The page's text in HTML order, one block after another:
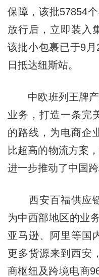
保障，该批57854
放行后，立即装入
该批小包裹已于9
日抵达纽斯站。
中欧班列王牌产
业务，打造一条完
的路线，为电商企
比超高的物流方案
进一步推动了中国
西安百福供应链
为中西部地区的业
亚马逊、阿里等国
更多货源来到西安
商枢纽及跨境电商